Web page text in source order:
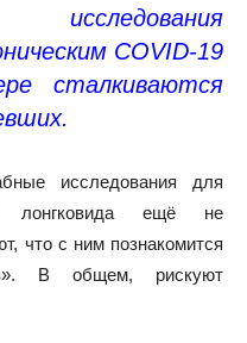
исследования
COVID‑19
сталкиваются
исследования для
лонгковида ещё не
, что с ним познакомится
В общем, рискуют